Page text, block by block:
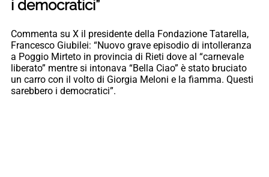
i democratici”
Commenta su X il presidente della Fondazione Tatarella,
Francesco Giubilei: “Nuovo grave episodio di intolleranza
a Poggio Mirteto in provincia di Rieti dove al “carnevale
liberato” mentre si intonava “Bella Ciao” è stato bruciato
un carro con il volto di Giorgia Meloni e la fiamma. Questi
sarebbero i democratici”.